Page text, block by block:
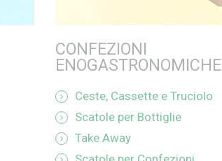
CONFEZIONI
ENOGASTRONOMICHE
Ceste, Cassette e Truciolo
Scatole per Bottiglie
Take Away